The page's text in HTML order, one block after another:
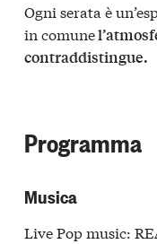
Ogni serata è
in comune
contraddistingue.
Programma
Musica
Live Pop music: